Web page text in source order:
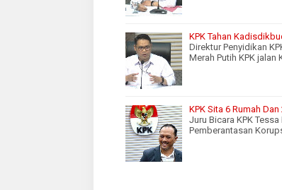
KPK Tahan
Direktur Penyidikan
Merah Putih KPK jalan
KPK Sita 6 Rumah
Juru Bicara KPK
Pemberantasan